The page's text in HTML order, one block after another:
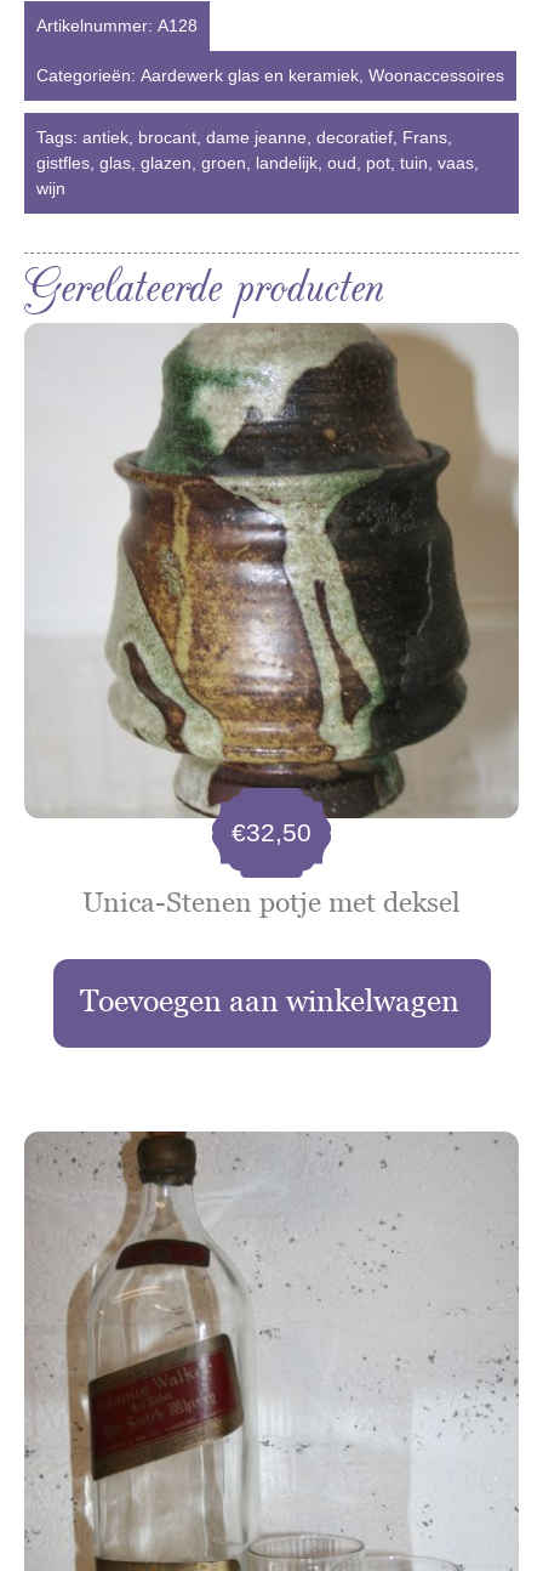
Artikelnummer: A128
Categorieën: Aardewerk glas en keramiek Woonaccessoires
Tags: antiek brocant dame jeanne decoratief Frans
gistfles glas glazen groen landelijk oud pot tuin vaas
wijn
Gerelateerde producten
Unica-Stenen potje met deksel
€32,50
Toevoegen aan winkelwagen